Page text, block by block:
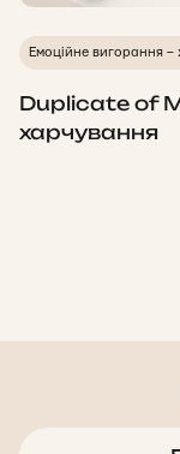
Емоційне вигорання –
Duplicate of
харчування